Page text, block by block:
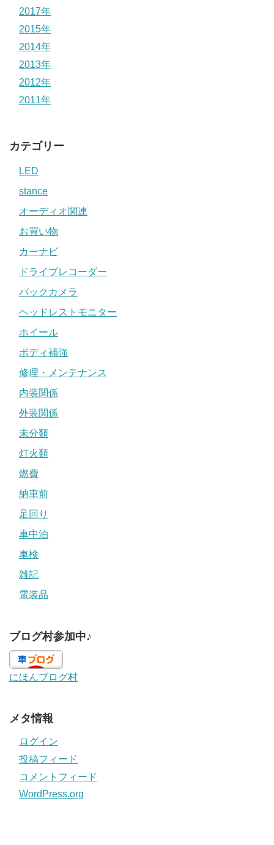
2017年
2015年
2014年
2013年
2012年
2011年
カテゴリー
LED
stance
オーディオ関連
お買い物
カーナビ
ドライブレコーダー
バックカメラ
ヘッドレストモニター
ホイール
ボディ補強
修理・メンテナンス
内装関係
外装関係
未分類
灯火類
燃費
納車前
足回り
車中泊
車検
雑記
電装品
ブログ村参加中♪
にほんブログ村
メタ情報
ログイン
投稿フィード
コメントフィード
WordPress.org